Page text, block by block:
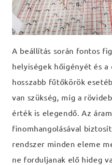
A beállítás során fontos
helyiségek hőigényét és a
hosszabb fűtőkörök
van szükség, míg a
érték is elegendő. Az
finomhangolásával
rendszer minden eleme
ne forduljanak elő hideg